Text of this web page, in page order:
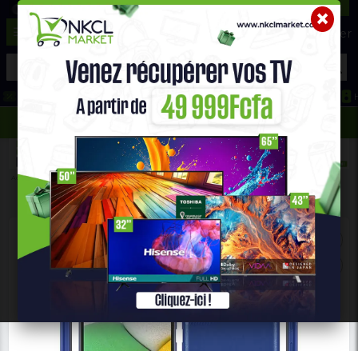
☰ Aide ?
Promo Congélateur Telephone Hightech
693 71 25 25 652 36 21 34
Téléphones & Tablettes Téléphone Androïde